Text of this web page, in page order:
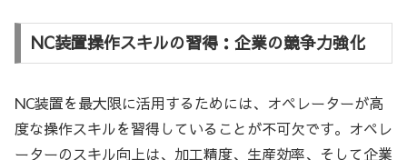
NC装置操作スキルの習得：企業の競争力強化
NC装置を最大限に活用するためには、オペレーターが高
度な操作スキルを習得していることが不可欠です。オペレ
ーターのスキル向上は、加工精度、生産効率、そして企業